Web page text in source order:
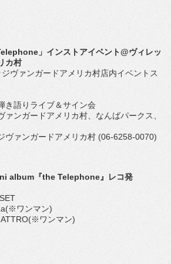
」インストアイベント@ヴィレッ
カ村
ヴァンガードアメリカ村店内イベントス
き語りライブ＆サイン会
ァンガードアメリカ村、なんばパークス、
ヴァンガードアメリカ村 (06-6258-0070)
album『the Telephone』レコ発
ワンマン)
ワンマン)